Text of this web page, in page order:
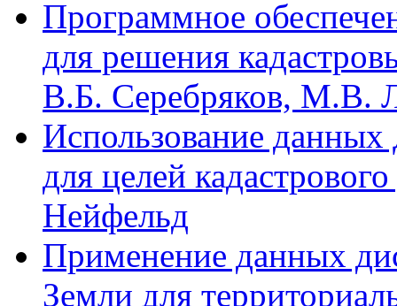
Программное
для решения
В.Б. Серебряков, М.В.
Использование
для целей
Нейфельд
Применение данных
Земли для